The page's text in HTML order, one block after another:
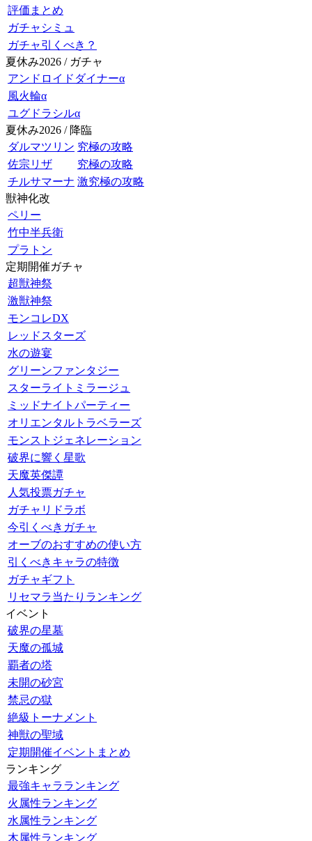
評価まとめ
ガチャシミュ
ガチャ引くべき？
夏休み2026 / ガチャ
アンドロイドダイナーα
風火輪α
ユグドラシルα
夏休み2026 / 降臨
ダルマツリン 究極の攻略
佐宗リザ
究極の攻略
チルサマーナ 激究極の攻略
獣神化改
ペリー
竹中半兵衛
プラトン
定期開催ガチャ
超獣神祭
激獣神祭
モンコレDX
レッドスターズ
水の遊宴
グリーンファンタジー
スターライトミラージュ
ミッドナイトパーティー
オリエンタルトラベラーズ
モンストジェネレーション
破界に響く星歌
天魔英傑譚
人気投票ガチャ
ガチャリドラボ
今引くべきガチャ
オーブのおすすめの使い方
引くべきキャラの特徴
ガチャギフト
リセマラ当たりランキング
イベント
破界の星墓
天魔の孤城
覇者の塔
未開の砂宮
禁忌の獄
絶級トーナメント
神獣の聖域
定期開催イベントまとめ
ランキング
最強キャラランキング
火属性ランキング
水属性ランキング
木属性ランキング